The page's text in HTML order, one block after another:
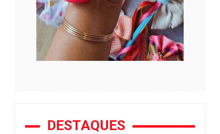
DESTAQUES